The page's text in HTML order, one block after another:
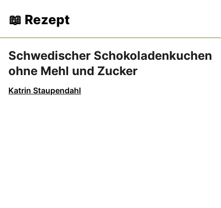
📖 Rezept
Schwedischer Schokoladenkuchen
ohne Mehl und Zucker
Katrin Staupendahl